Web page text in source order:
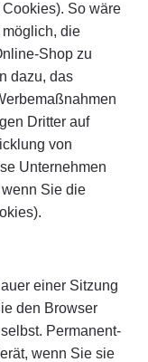
So wäre
die
Shop zu
dazu, das
Dritter auf
von
Unternehmen
Sie die
einer Sitzung
den Browser
Permanent-
wenn Sie sie